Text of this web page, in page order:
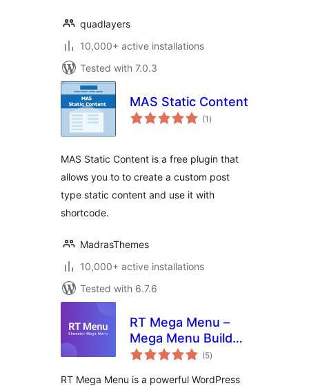
quadlayers
10,000+ active installations
Tested with 7.0.3
MAS Static Content
(1 total
ratings
)
MAS Static Content is a free plugin that
allows you to to create a custom post
type static content and use it with
shortcode.
MadrasThemes
10,000+ active installations
Tested with 6.7.6
RT Mega Menu –
Mega Menu Builder
for Elementor &
(5total
ratings
)
RT Mega Menu is a powerful WordPress